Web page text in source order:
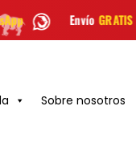
en Bogotá
Sobre nosotros